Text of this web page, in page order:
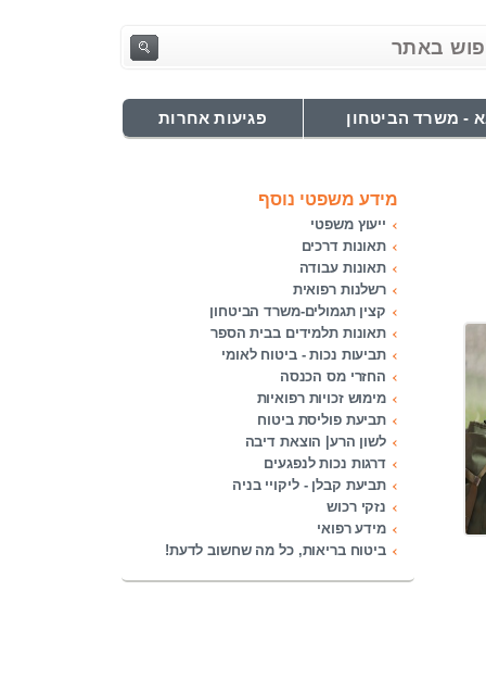
- משרד הביטחון פגיעות אחרות
מידע משפטי נוסף
ייעוץ משפטי
תאונות דרכים
תאונות עבודה
רשלנות רפואית
קצין תגמולים-משרד הביטחון
תאונות תלמידים בבית הספר
תביעות נכות - ביטוח לאומי
החזרי מס הכנסה
מימוש זכויות רפואיות
תביעת פוליסת ביטוח
לשון הרע| הוצאת דיבה
דרגות נכות לנפגעים
תביעת קבלן - ליקויי בניה
נזקי רכוש
מידע רפואי
ביטוח בריאות, כל מה שחשוב לדעת!